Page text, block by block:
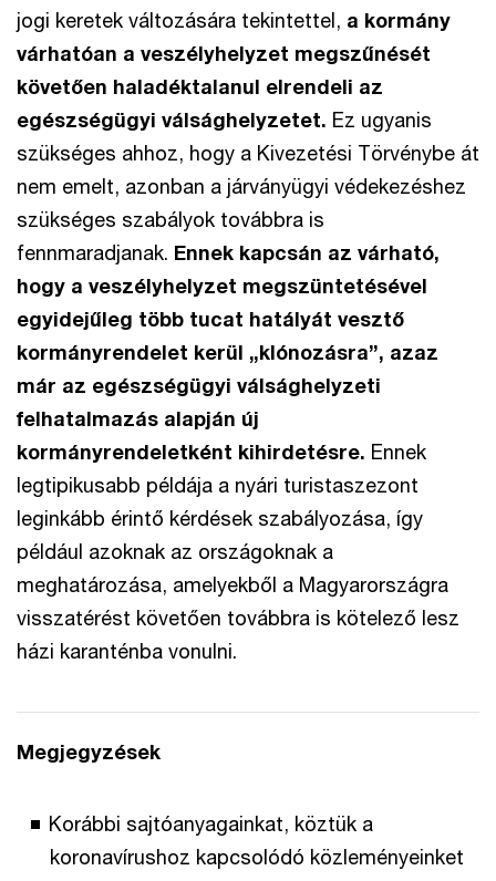
jogi keretek változására tekintettel, a kormány
várhatóan a veszélyhelyzet megszűnését
követően haladéktalanul elrendeli az
egészségügyi válsághelyzetet. Ez ugyanis
szükséges ahhoz, hogy a Kivezetési Törvénybe át
nem emelt, azonban a járványügyi védekezéshez
szükséges szabályok továbbra is
fennmaradjanak. Ennek kapcsán az várható,
hogy a veszélyhelyzet megszüntetésével
egyidejűleg több tucat hatályát vesztő
kormányrendelet kerül „klónozásra”, azaz
már az egészségügyi válsághelyzeti
felhatalmazás alapján új
kormányrendeletként kihirdetésre. Ennek
legtipikusabb példája a nyári turistaszezont
leginkább érintő kérdések szabályozása, így
például azoknak az országoknak a
meghatározása, amelyekből a Magyarországra
visszatérést követően továbbra is kötelező lesz
házi karanténba vonulni.
Megjegyzések
Korábbi sajtóanyagainkat, köztük a
koronavírushoz kapcsolódó közleményeinket